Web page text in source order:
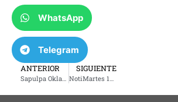
WhatsApp
Telegram
ANTERIOR
Sapulpa Oklahoma Villa Navideña
SIGUIENTE
NotiMartes 10 diciembre 2024